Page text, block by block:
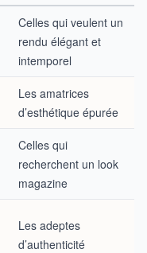
Celles qui veulent un
rendu élégant et
intemporel
Les amatrices
d’esthétique épurée
Celles qui
recherchent un look
magazine
Les adeptes
d’authenticité